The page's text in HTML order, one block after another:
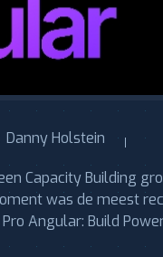
Danny Holstein
Capacity Building
was de meest
Angular: Build